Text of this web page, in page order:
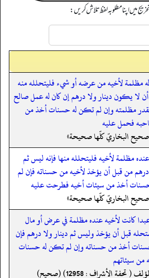
میں اپنا مطلوبہ لفظ تلاش کریں:
مظلمة لأخيه من عرضه أو شيء فليتحلله منه
أن لا يكون دينار ولا درهم إن كان له عمل صالح
مظلمته وإن لم تكن له حسنات أخذ من
فحمل عليه
البخاريّ كلّها صحيحة»
مظلمة لأخيه فليتحلله منها فإنه ليس ثم
درهم من قبل أن يؤخذ لأخيه من حسناته فإن لم
أخذ من سيئات أخيه فطرحت عليه
البخاريّ كلّها صحيحة»
كانت لأخيه عنده مظلمة في عرض أو مال
قبل أن يؤخذ وليس ثم دينار ولا درهم فإن
أخذ من حسناته وإن لم تكن له حسنات
من سيئاتهم
«تفرد بہ المؤلف ( تحفة الأشراف : 12958) (صحیح)